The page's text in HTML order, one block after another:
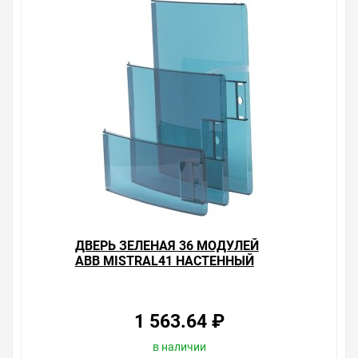
делается на безопасность и качество продукции. Так
же цена - 375.10 ₽ может быть для Вас и ниже так как у
нас действуют хорошие скидки для оптовых
Мы предлагаем большой выбор товаров из категории
Пластиковые боксы ABB серии Mistral41W
по хорошим ценам. Уверены, что вы найдете на нашем
сайте именно то, что искали, потратив на это минимум
времени. Есть поиск по позициям.
Весь товар сертифицирован, отвечает требованиям
качества. Мы работаем с проверенными
зарекомендовавших себя брендов.
Быстрая доставка в любой город – несколько
настенный , можно получить в пункте выдачи, или
заказать курьерскую доставку до двери. Закажите
выгодную доставку в Ваш город или прямо к вашей
ДВЕРЬ ЗЕЛЕНАЯ 36 МОДУЛЕЙ
ABB MISTRAL41 НАСТЕННЫЙ
1 563.64 ₽
в наличии